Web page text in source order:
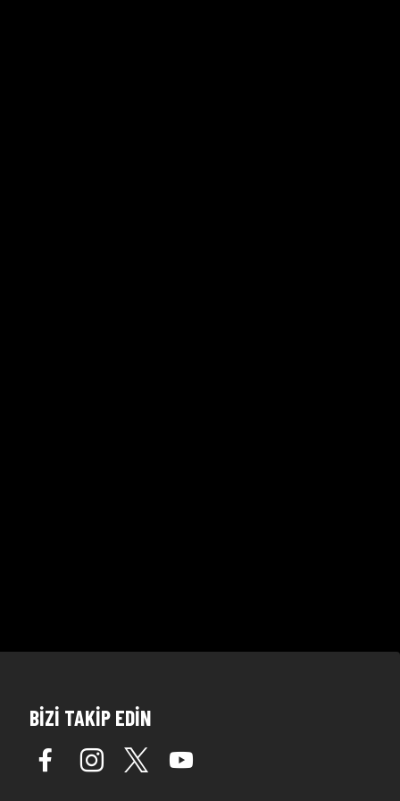
BİZİ TAKİP EDİN